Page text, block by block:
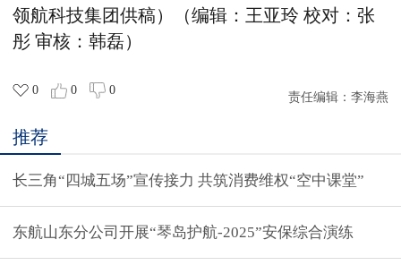
领航科技集团供稿）
（编辑：王亚玲 校对：张
彤 审核：韩磊）
0 0 0
责任编辑： 李海燕
推荐
长三角“四城五场”宣传接力 共筑消费维权“空中课堂”
东航山东分公司开展“琴岛护航-2025”安保综合演练